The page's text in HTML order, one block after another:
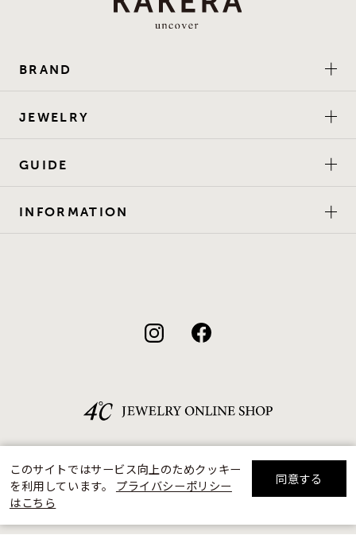
絞り込んで検索する
BRAND
JEWELRY
GUIDE
INFORMATION
このサイトではサービス向上のためクッキー
を利用しています。 プライバシーポリシー
はこちら
同意する